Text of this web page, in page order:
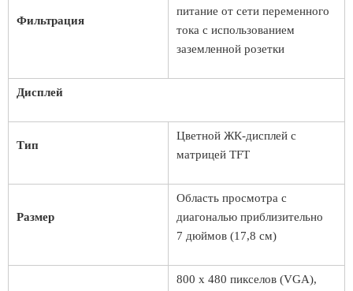
Фильтрация
питание от сети переменного
тока с использованием
заземленной розетки
Дисплей
Тип
Цветной ЖК-дисплей с
матрицей TFT
Размер
Область просмотра с
диагональю приблизительно
7 дюймов (17,8 см)
800 x 480 пикселов (VGA),